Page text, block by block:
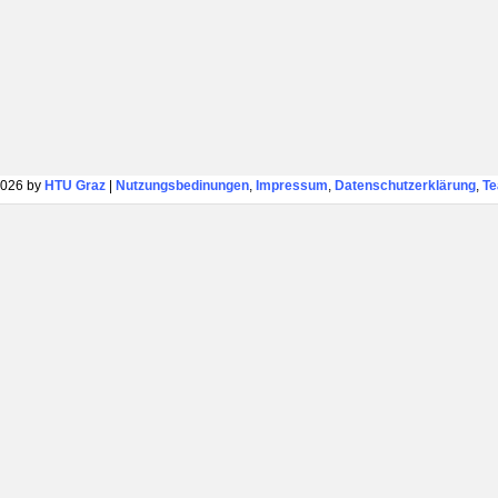
by HTU Graz| Nutzungsbedinungen, Impressum, Datenschutzerklärung,